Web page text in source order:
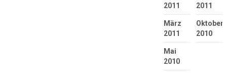
2011
2011
März
2011
Oktober
2010
Mai
2010